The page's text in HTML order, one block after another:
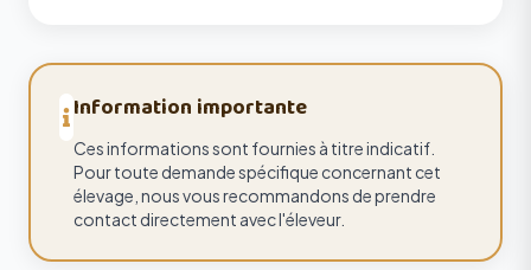
Information importante
Ces informations sont fournies à titre indicatif.
Pour toute demande spécifique concernant cet
élevage, nous vous recommandons de prendre
contact directement avec l'éleveur.